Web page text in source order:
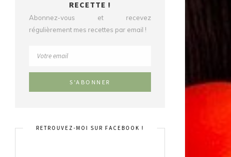
RECETTE !
Abonnez-vous et recevez
régulièrement mes recettes par email !
RETROUVEZ-MOI SUR FACEBOOK !